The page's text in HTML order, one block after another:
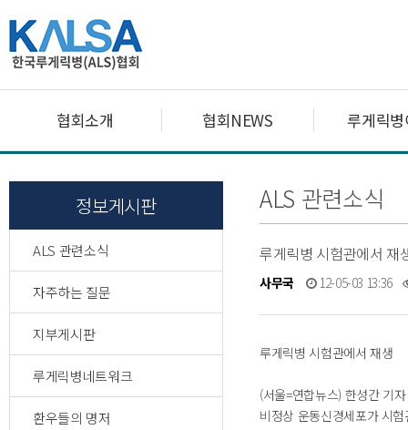
협회소개 협회NEWS 루게릭
정보게시판
ALS 관련소식
자주하는 질문
지부게시판
루게릭병네트워크
환우들의 명저
ALS 관련소식
루게릭병 시험관에서 재
사무국 12-05-03 13:36
루게릭병 시험관에서 재생
(서울=연합뉴스) 한성간 기
비정상 운동신경세포가 시